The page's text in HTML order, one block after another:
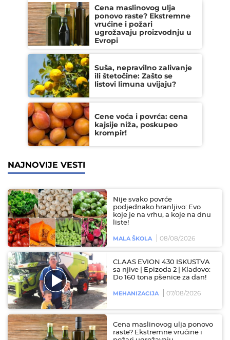
Cena maslinovog ulja
ponovo raste? Ekstremne
vrućine i požari
ugrožavaju proizvodnju u
Evropi
Suša, nepravilno zalivanje
ili štetočine: Zašto se
listovi limuna uvijaju?
Cene voća i povrća: cena
kajsije niža, poskupeo
krompir!
NAJNOVIJE VESTI
Nije svako povrće
podjednako hranljivo: Evo
koje je na vrhu, a koje na dnu
liste!
MALA ŠKOLA 08/08/2026
CLAAS EVION 430 ISKUSTVA
sa njive | Epizoda 2 | Kladovo:
Do 160 tona pšenice za dan!
MEHANIZACIJA 07/08/2026
Cena maslinovog ulja ponovo
raste? Ekstremne vrućine i